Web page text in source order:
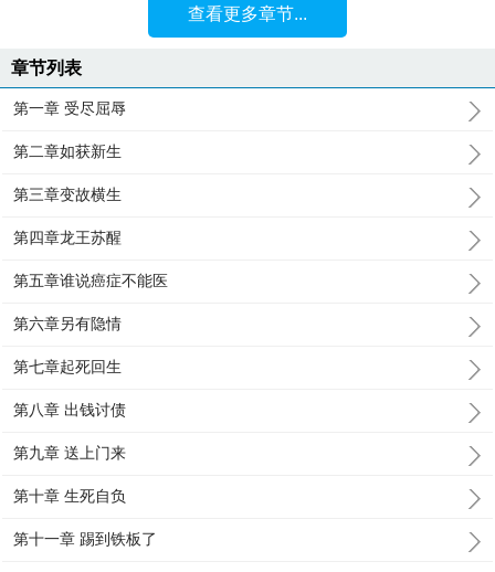
查看更多章节...
章节列表
第一章 受尽屈辱
第二章如获新生
第三章变故横生
第四章龙王苏醒
第五章谁说癌症不能医
第六章另有隐情
第七章起死回生
第八章 出钱讨债
第九章 送上门来
第十章 生死自负
第十一章 踢到铁板了